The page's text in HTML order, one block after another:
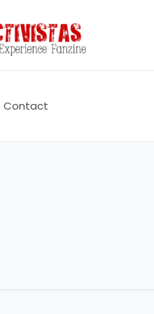
Contact